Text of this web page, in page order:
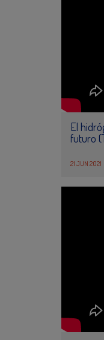
El
futuro
21 JUN 2021